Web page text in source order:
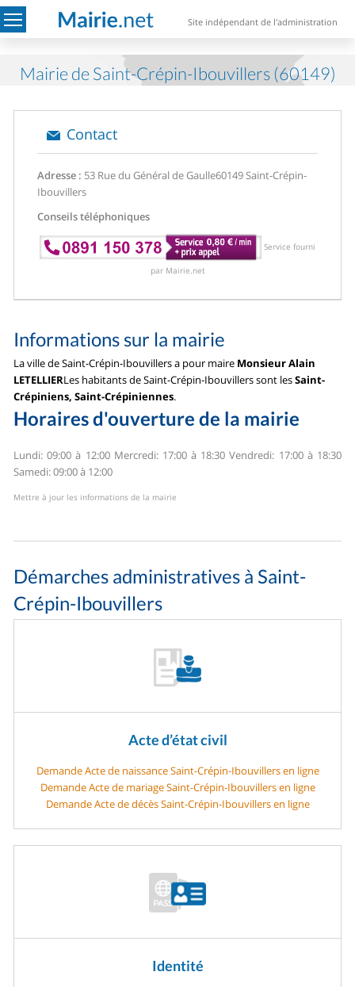
Site indépendant de l'administration
Mairie de Saint-Crépin-Ibouvillers (60149)
Contact
Adresse : 53 Rue du Général de Gaulle60149 Saint-Crépin-
Ibouvillers
Conseils téléphoniques
Service fourni
par Mairie.net
Informations sur la mairie
La ville de Saint-Crépin-Ibouvillers a pour maire Monsieur Alain
LETELLIERLes habitants de Saint-Crépin-Ibouvillers sont lesSaint-
Crépiniens, Saint-Crépiniennes.
Horaires d'ouverture de la mairie
Lundi: 09:00 à 12:00Mercredi: 17:00 à 18:30 Vendredi: 17:00 à 18:30
Samedi: 09:00 à 12:00
Mettre à jour les informations de la mairie
Démarches administratives à Saint-
Crépin-Ibouvillers
Acte d’état civil
Demande Acte de naissance Saint-Crépin-Ibouvillers en ligne
Demande Acte de mariage Saint-Crépin-Ibouvillers en ligne
Demande Acte de décès Saint-Crépin-Ibouvillers en ligne
Identité